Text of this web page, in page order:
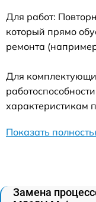
Для работ:
который прямо
ремонта
Для
характеристикам
Показать
Замена